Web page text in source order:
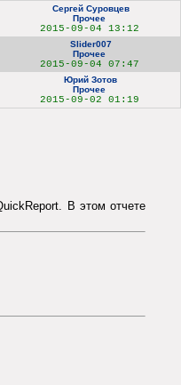
Сергей Суровцев
Прочее
2015-09-04 13:12
Slider007
Прочее
2015-09-04 07:47
Юрий Зотов
Прочее
2015-09-02 01:19
В этом отчете